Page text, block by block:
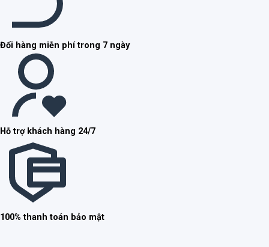
Đổi hàng miễn phí trong 7 ngày
Hỗ trợ khách hàng 24/7
100% thanh toán bảo mật